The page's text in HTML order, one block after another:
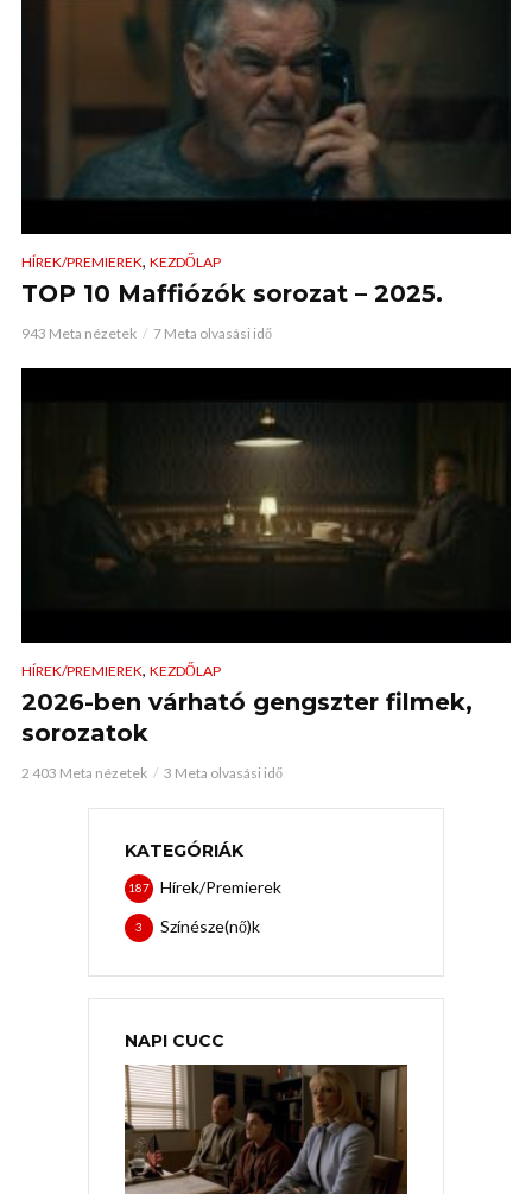
HÍREK/PREMIEREK, KEZDŐLAP
TOP 10 Maffiózók sorozat – 2025.
943 Meta nézetek 7 Meta olvasási idő
HÍREK/PREMIEREK, KEZDŐLAP
2026-ben várható gengszter filmek,
sorozatok
2 403 Meta nézetek 3 Meta olvasási idő
KATEGÓRIÁK
Hírek/Premierek
187
Színésze(nő)k
3
NAPI CUCC